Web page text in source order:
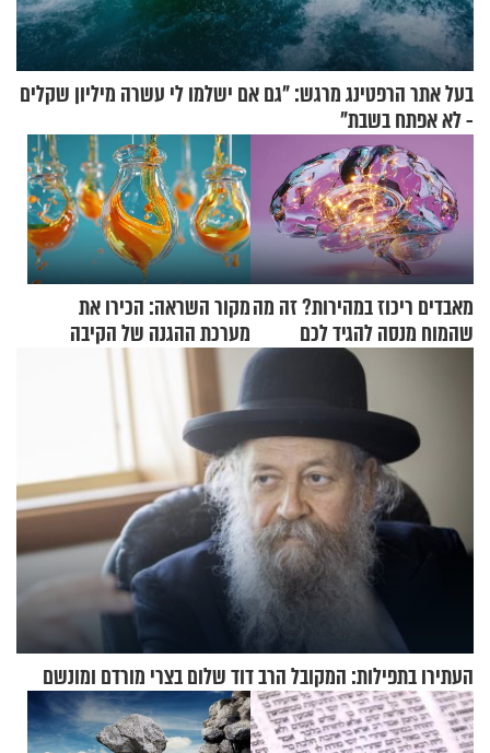
בעל אתר הרפטינג מרגש: "גם אם ישלמו לי עשרה מיליון שקלים
- לא אפתח בשבת"
מאבדים ריכוז במהירות? זה מה
שהמוח מנסה להגיד לכם
מקור השראה: הכירו את
מערכת ההגנה של הקיבה
העתירו בתפילות: המקובל הרב דוד שלום בצרי מורדם ומונשם